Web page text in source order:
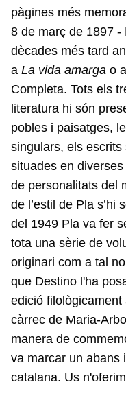
pàgines més
8 de març de 1897 -
dècades més tard
a La vida amarga o
Completa. Tots els
literatura hi són
pobles i paisatges,
singulars, els
situades en
de personalitats del
de l’estil de Pla s’hi
del 1949 Pla va fer
tota una sèrie de
originari com a tal
que Destino l'ha
edició
càrrec de Maria-
manera de
va marcar un abans
catalana. Us